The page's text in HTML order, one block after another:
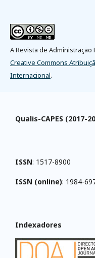
A Revista de Administração
Creative Commons
Internacional.
Qualis-CAPES (2017-
ISSN: 1517-8900
ISSN (online): 1984-
Indexadores